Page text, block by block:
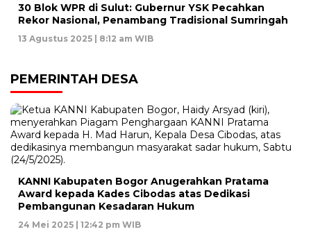
30 Blok WPR di Sulut: Gubernur YSK Pecahkan
Rekor Nasional, Penambang Tradisional Sumringah
13 Agustus 2025 | 8:12 am WIB
PEMERINTAH DESA
KANNI Kabupaten Bogor Anugerahkan Pratama
Award kepada Kades Cibodas atas Dedikasi
Pembangunan Kesadaran Hukum
24 Mei 2025 | 12:42 pm WIB